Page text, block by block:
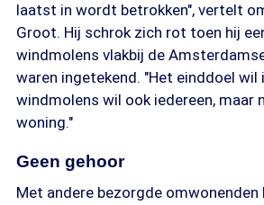
laatst in wordt betrokken", vertelt
Groot. Hij schrok zich rot toen hij
windmolens vlakbij de
waren ingetekend. "Het einddoel wil
windmolens wil ook iedereen, maar
woning."
Geen gehoor
Met andere bezorgde